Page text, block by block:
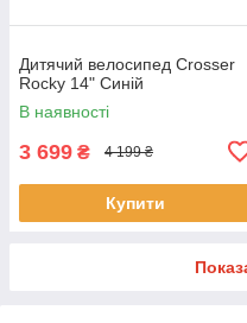
Дитячий велосипед Crosser
Rocky 14" Синій
В наявності
3 699 ₴ 4 199 ₴
Купити